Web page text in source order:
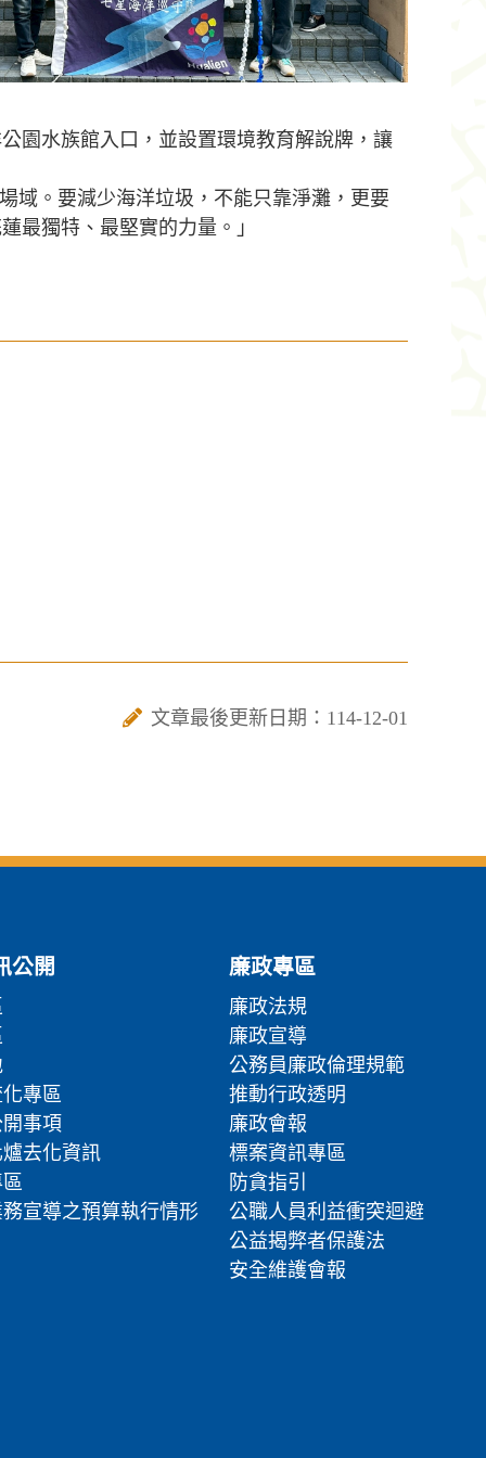
園水族館入口，並設置環境教育解說牌，讓
。要減少海洋垃圾，不能只靠淨灘，更要
最獨特、最堅實的力量。」
文章最後更新日期：114-12-01
公開
專區
事項
去化資訊
宣導之預算執行情形
廉政專區
廉政法規
廉政宣導
公務員廉政倫理規範
推動行政透明
廉政會報
標案資訊專區
防貪指引
公職人員利益衝突迴避
公益揭弊者保護法
安全維護會報